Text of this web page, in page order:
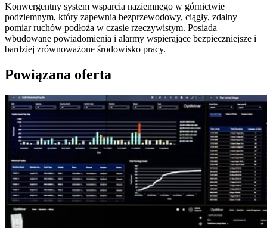
Konwergentny system wsparcia naziemnego w górnictwie
podziemnym, który zapewnia bezprzewodowy, ciągły, zdalny
pomiar ruchów podłoża w czasie rzeczywistym. Posiada
wbudowane powiadomienia i alarmy wspierające bezpieczniejsze i
bardziej zrównoważone środowisko pracy.
Powiązana oferta